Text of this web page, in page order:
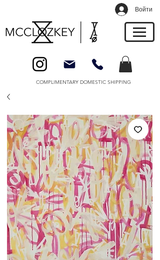
Войти
COMPLIMENTARY DOMESTIC SHIPPING